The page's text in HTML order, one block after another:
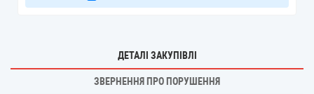
ДЕТАЛІ ЗАКУПІВЛІ
ЗВЕРНЕННЯ ПРО ПОРУШЕННЯ